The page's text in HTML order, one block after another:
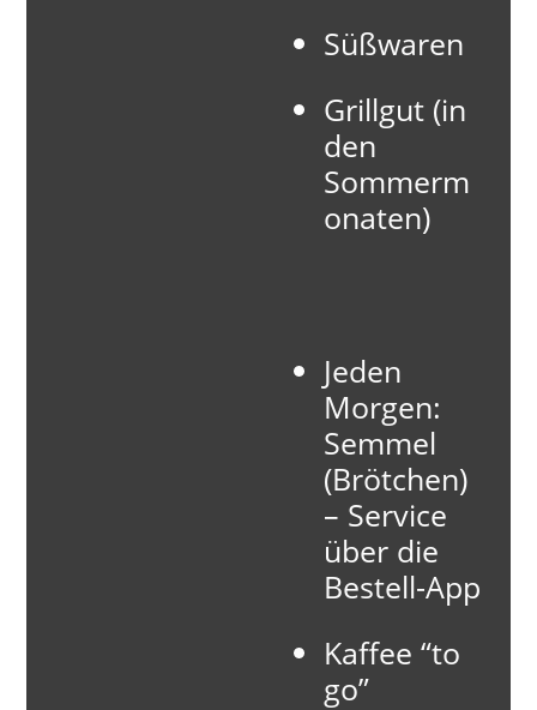
Süßwaren
Grillgut (in
den
Sommerm
onaten)
Jeden
Morgen:
Semmel
(Brötchen)
– Service
über die
Bestell-App
Kaffee “to
go”